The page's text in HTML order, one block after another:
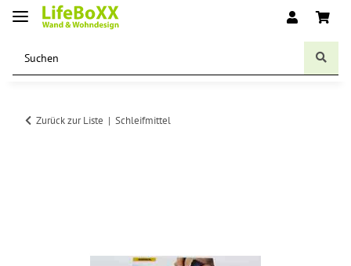
Zurück zur Liste Schleifmittel